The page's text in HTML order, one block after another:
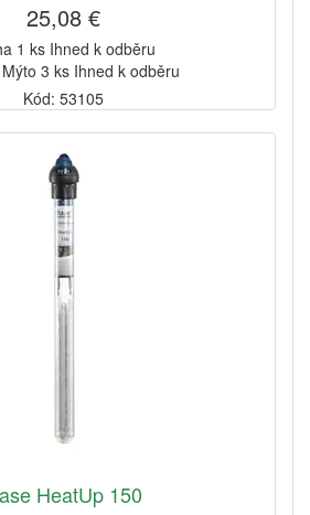
25,08 €
1 ks Ihned k odběru
3 ks Ihned k odběru
Kód: 53105
HeatUp 150